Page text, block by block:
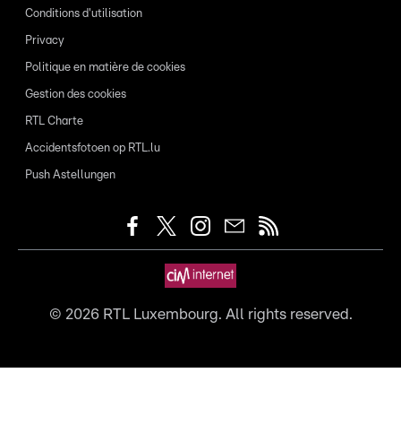
Conditions d'utilisation
Privacy
Politique en matière de cookies
Gestion des cookies
RTL Charte
Accidentsfotoen op RTL.lu
Push Astellungen
© 2026RTL Luxembourg. All rights reserved.